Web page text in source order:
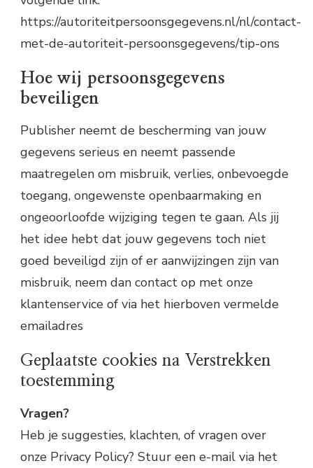
https://autoriteitpersoonsgegevens.nl/nl/contact-
met-de-autoriteit-persoonsgegevens/tip-ons
Hoe wij persoonsgegevens
beveiligen
Publisher neemt de bescherming van jouw
gegevens serieus en neemt passende
maatregelen om misbruik, verlies, onbevoegde
toegang, ongewenste openbaarmaking en
ongeoorloofde wijziging tegen te gaan. Als jij
het idee hebt dat jouw gegevens toch niet
goed beveiligd zijn of er aanwijzingen zijn van
misbruik, neem dan contact op met onze
klantenservice of via het hierboven vermelde
emailadres
Geplaatste cookies na Verstrekken
toestemming
Vragen?
Heb je suggesties, klachten, of vragen over
onze Privacy Policy? Stuur een e-mail via het